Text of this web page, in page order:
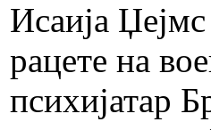
Исаија
рацете на
психијатар